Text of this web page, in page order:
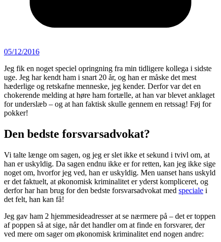
05/12/2016
Jeg fik en noget speciel opringning fra min tidligere kollega i sidste
uge. Jeg har kendt ham i snart 20 år, og han er måske det mest
hæderlige og retskafne menneske, jeg kender. Derfor var det en
chokerende melding at høre ham fortælle, at han var blevet anklaget
for underslæb – og at han faktisk skulle gennem en retssag! Føj for
pokker!
Den bedste forsvarsadvokat?
Vi talte længe om sagen, og jeg er slet ikke et sekund i tvivl om, at
han er uskyldig. Da sagen endnu ikke er for retten, kan jeg ikke sige
noget om, hvorfor jeg ved, han er uskyldig. Men uanset hans uskyld
er det faktuelt, at økonomisk kriminalitet er yderst kompliceret, og
derfor har han brug for den bedste forsvarsadvokat med speciale i
det felt, han kan få!
Jeg gav ham 2 hjemmesideadresser at se nærmere på – det er toppen
af poppen så at sige, når det handler om at finde en forsvarer, der
ved mere om sager om økonomisk kriminalitet end nogen andre: